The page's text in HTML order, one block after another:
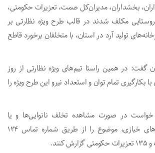
بخشداران، مدیران‌کل صمت، تعزیرات حکومتی،
مکلف شدند در قالب طرح ویژه نظارتی بر
تولید آرد در استان، با متخلفان برخورد قاطع
گفت: در همین راستا تیم‌های ویژه نظارتی از روز
بکارگیری تمام توان و استعداد نیرو این طرح ویژه را
خواست در صورت مشاهده تخلف نانوایی‌ها و یا
عملکرد مطلوب واحدهای خبازی، موضوع را از طریق شماره تماس ۱۲۴